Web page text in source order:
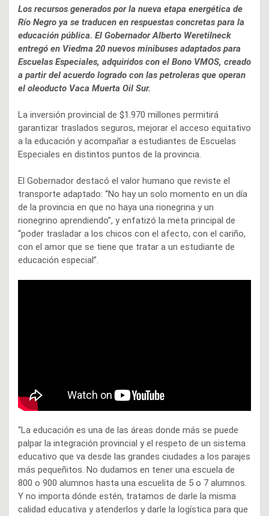
Los recursos generados por la nueva etapa energética de
Río Negro ya se traducen en respuestas concretas para la
educación pública. El Gobernador Alberto Weretilneck
entregó en Viedma 20 nuevos minibuses adaptados para
Escuelas Especiales, adquiridos con el Bono VMOS, creado
a partir del acuerdo logrado con las petroleras que operan
el oleoducto Vaca Muerta Oil Sur.
La inversión provincial de $1.970 millones permitirá
garantizar traslados seguros, mejorar el acceso equitativo
a la educación y acompañar a estudiantes de Escuelas
Especiales en distintos puntos de la provincia.
El Gobernador destacó el valor humano que reviste el
transporte adaptado: “No hay un solo momento en un día
de la provincia en que no haya una rionegrina y un
rionegrino aprendiendo”, y enfatizó la meta principal de
“poder trasladar a los chicos con el afecto, con el cariño,
con el amor que se tiene que tratar a un estudiante de
educación especial”.
“La educación es una de las áreas donde más se puede
palpar la integración provincial y el respeto de un sistema
educativo que va desde las grandes ciudades a los parajes
más pequeñitos. No dudamos en tener una escuela de
800 o 900 alumnos hasta una escuelita de 5 o 7 alumnos.
Y no importa dónde estén, tratamos de darle la misma
calidad educativa y atenderlos y darle la logística para que